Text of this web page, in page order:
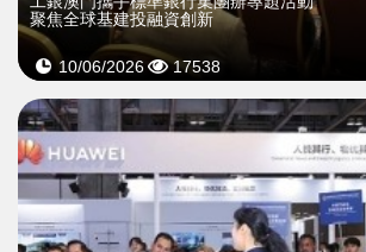
聚焦全球基建投融資創新
10/06/2026 17538